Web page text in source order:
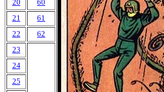
20
60
21
61
22
62
23
24
25